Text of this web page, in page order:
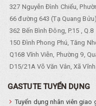
327 Nguyễn Đình Chiểu,
66 đường 643 (Tạ Quang
362 Bến Bình Đông, P.15 , Q.8
150 Đình Phong Phú, Tăng
Q168 Vĩnh Viễn, Phường 9,
D15/21A Võ Văn Vân, Xã
GASTUTE TUYỂN DỤNG
Tuyển dụng nhân viên giao